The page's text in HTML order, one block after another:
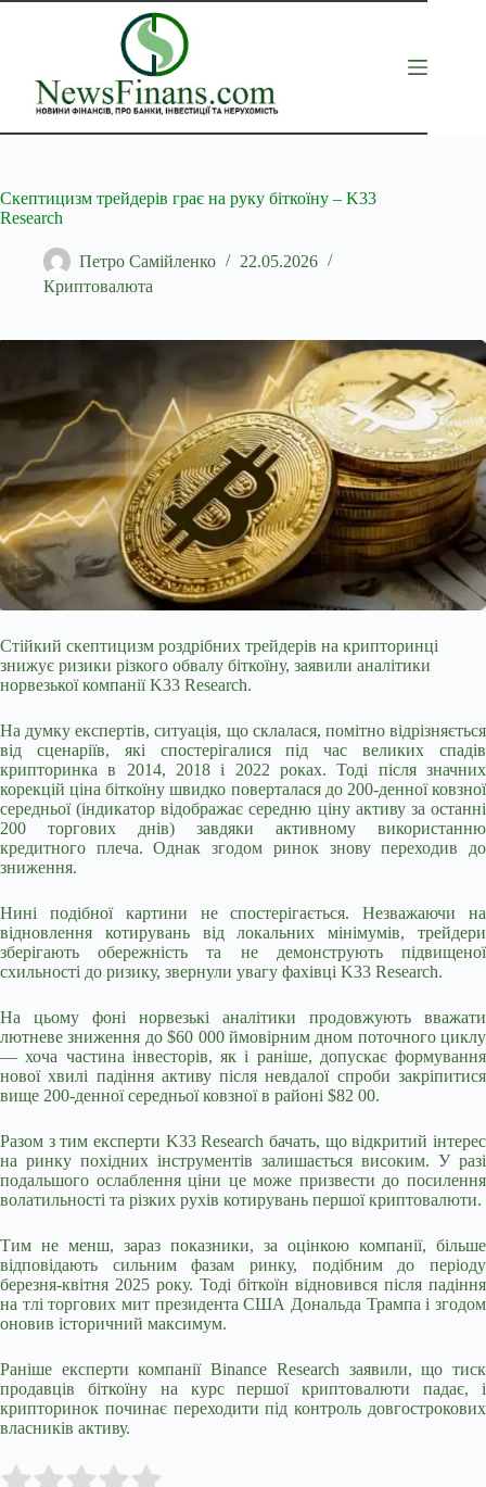
Перейти
Скептицизм трейдерів грає на руку біткоїну – K33
Research
Петро Самійленко
22.05.2026
Криптовалюта
Стійкий скептицизм роздрібних трейдерів на крипторинці
знижує ризики різкого обвалу біткоїну, заявили аналітики
норвезької компанії K33 Research.
На думку експертів, ситуація, що склалася, помітно відрізняється
від сценаріїв, які спостерігалися під час великих спадів
крипторинка в 2014, 2018 і 2022 роках. Тоді після значних
корекцій ціна біткоїну швидко поверталася до 200-денної ковзної
середньої (індикатор відображає середню ціну активу за останні
200 торгових днів) завдяки активному використанню
кредитного плеча. Однак згодом ринок знову переходив до
зниження.
Нині подібної картини не спостерігається. Незважаючи на
відновлення котирувань від локальних мінімумів, трейдери
зберігають обережність та не демонструють підвищеної
схильності до ризику, звернули увагу фахівці K33 Research.
На цьому фоні норвезькі аналітики продовжують вважати
лютневе зниження до $60 000 ймовірним дном поточного циклу
— хоча частина інвесторів, як і раніше, допускає формування
нової хвилі падіння активу після невдалої спроби закріпитися
вище 200-денної середньої ковзної в районі $82 00.
Разом з тим експерти K33 Research бачать, що відкритий інтерес
на ринку похідних інструментів залишається високим. У разі
подальшого ослаблення ціни це може призвести до посилення
волатильності та різких рухів котирувань першої криптовалюти.
Тим не менш, зараз показники, за оцінкою компанії, більше
відповідають сильним фазам ринку, подібним до періоду
березня-квітня 2025 року. Тоді біткоїн відновився після падіння
на тлі торгових мит президента США Дональда Трампа і згодом
оновив історичний максимум.
Раніше експерти компанії Binance Research заявили, що тиск
продавців біткоїну на курс першої криптовалюти падає, і
крипторинок починає переходити під контроль довгострокових
власників активу.
Rate this item: